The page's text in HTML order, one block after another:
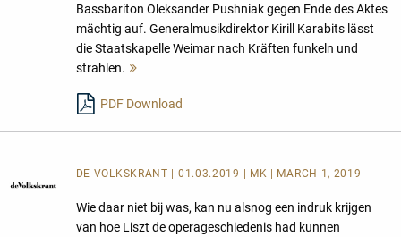
Bassbariton Oleksander Pushniak gegen Ende des Aktes
mächtig auf. Generalmusikdirektor Kirill Karabits lässt
die Staatskapelle Weimar nach Kräften funkeln und
strahlen.
PDF Download
DE VOLKSKRANT | 01.03.2019 | MK | MARCH 1, 2019
Wie daar niet bij was, kan nu alsnog een indruk krijgen
van hoe Liszt de operageschiedenis had kunnen